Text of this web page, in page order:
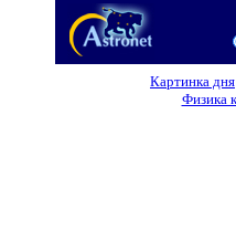
Картинка дня
Физика